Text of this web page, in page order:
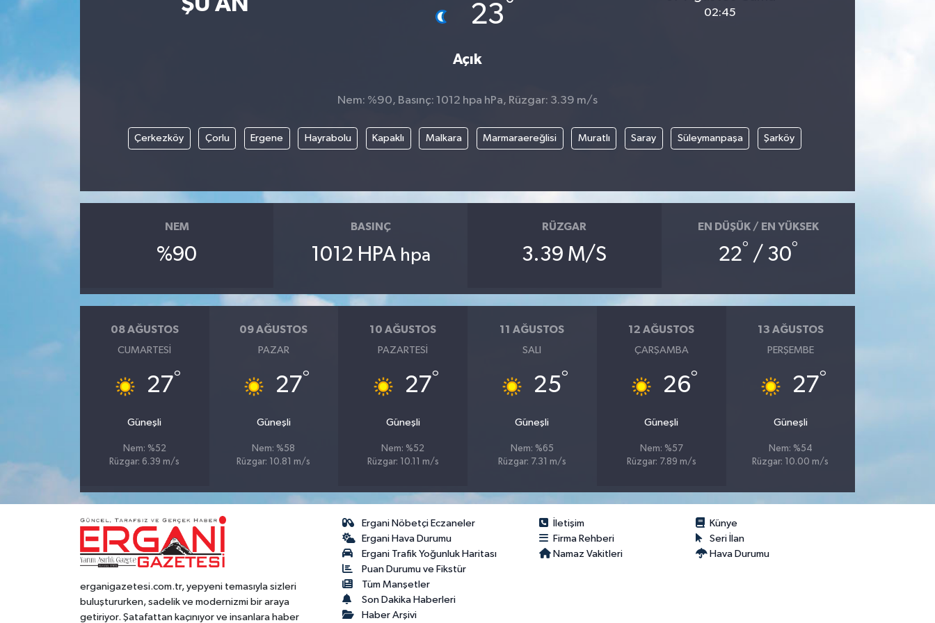
23°
Açık
02:45
Nem: %90, Basınç: 1012 hpa hPa, Rüzgar: 3.39 m/s
Çerkezköy Çorlu Ergene Hayrabolu Kapaklı Malkara Marmaraereğlisi Muratlı Saray Süleymanpaşa Şarköy
NEM
%90
BASINÇ
1012 HPA hpa
RÜZGAR
3.39 M/S
EN DÜŞÜK / EN YÜKSEK
22° / 30°
08 AĞUSTOS
CUMARTESI
27°
Güneşli
Nem: %52
Rüzgar: 6.39 m/s
09 AĞUSTOS
PAZAR
27°
Güneşli
Nem: %58
Rüzgar: 10.81 m/s
10 AĞUSTOS
PAZARTESI
27°
Güneşli
Nem: %52
Rüzgar: 10.11 m/s
11 AĞUSTOS
SALI
25°
Güneşli
Nem: %65
Rüzgar: 7.31 m/s
12 AĞUSTOS
ÇARŞAMBA
26°
Güneşli
Nem: %57
Rüzgar: 7.89 m/s
13 AĞUSTOS
PERŞEMBE
27°
Güneşli
Nem: %54
Rüzgar: 10.00 m/s
erganigazetesi.com.tr, yepyeni temasıyla sizleri
buluştururken, sadelik ve modernizmi bir araya
getiriyor. Şatafattan kaçınıyor ve insanlara haber
Ergani Nöbetçi Eczaneler
Ergani Hava Durumu
Ergani Trafik Yoğunluk Haritası
Puan Durumu ve Fikstür
Tüm Manşetler
Son Dakika Haberleri
Haber Arşivi
İletişim
Künye
Firma Rehberi
Seri İlan
Namaz Vakitleri
Hava Durumu